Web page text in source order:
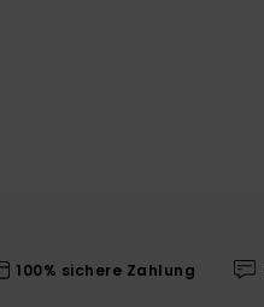
100% sichere Zahlung